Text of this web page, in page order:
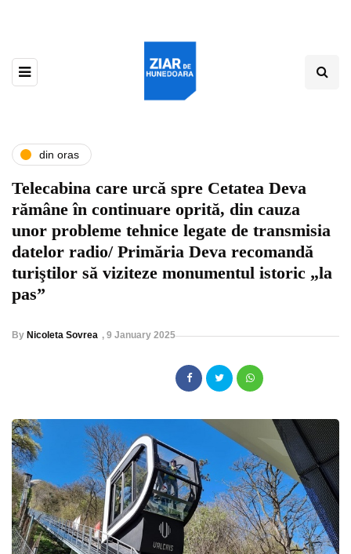
din oras
Telecabina care urcă spre Cetatea Deva
rămâne în continuare oprită, din cauza
unor probleme tehnice legate de transmisia
datelor radio/ Primăria Deva recomandă
turiştilor să viziteze monumentul istoric „la
pas”
By Nicoleta Sovrea , 9 January 2025